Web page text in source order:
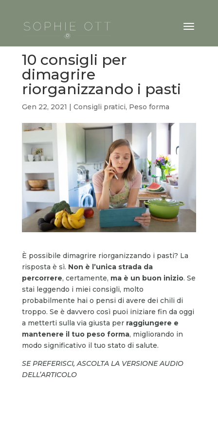
10 consigli per
dimagrire
riorganizzando i pasti
Gen 22, 2021 | Consigli pratici, Peso forma
È possibile dimagrire riorganizzando i pasti? La
risposta è sì. Non è l’unica strada da
percorrere, certamente, ma è un buon inizio. Se
stai leggendo i miei consigli, molto
probabilmente hai o pensi di avere dei chili di
troppo. Se è davvero così puoi iniziare fin da oggi
a metterti sulla via giusta per raggiungere e
mantenere il tuo peso forma, migliorando in
modo significativo il tuo stato di salute.
SE PREFERISCI, ASCOLTA LA VERSIONE AUDIO
DELL’ARTICOLO